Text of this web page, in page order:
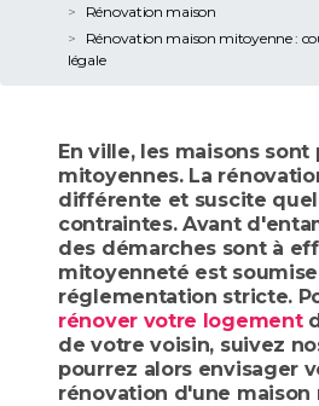
Rénovation maison
Rénovation maison mitoyenne :
légale
En ville, les maisons
mitoyennes. La
différente et suscite
contraintes. Avant
des démarches sont à
mitoyenneté est
réglementation stricte.
rénover votre logement
de votre voisin, suivez
pourrez alors envisager
rénovation d'une maison